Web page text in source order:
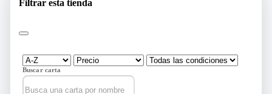
Filtrar esta tienda
Buscar carta